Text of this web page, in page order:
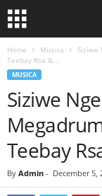
Home Musica
Siziwe
Teebay Rsa &...
MUSICA
Siziwe
Teebay
By Admin - December 5,